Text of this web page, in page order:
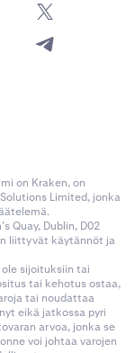
on Kraken, on
Limited, jonka
Quay, Dublin, D02
liittyvät käytännöt ja
sijoituksiin tai
tai kehotus ostaa,
tai noudattaa
eikä jatkossa pyri
arvoa, jonka se
voi johtaa varojen